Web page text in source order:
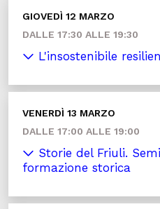
GIOVEDÌ 12 MARZO
DALLE 17:30 ALLE 19:30
L'insostenibile
VENERDÌ 13 MARZO
DALLE 17:00 ALLE 19:00
Storie del Friuli.
formazione storica